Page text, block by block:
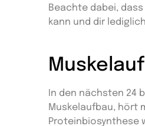
Beachte dabei,
kann und dir
In den nächsten 24
Muskelaufbau, hört
Proteinbiosynthese